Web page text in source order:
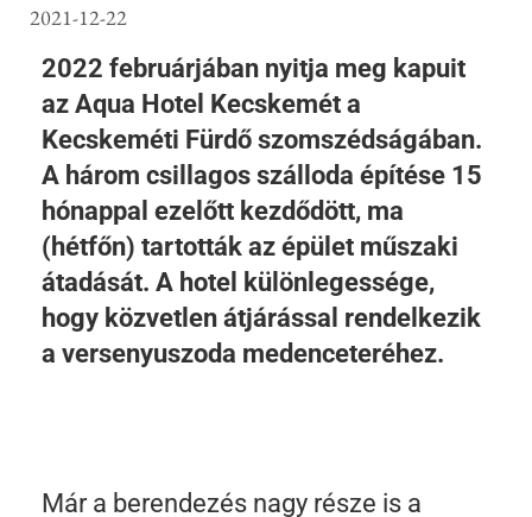
2021-12-22
2022 februárjában nyitja meg kapuit
az Aqua Hotel Kecskemét a
Kecskeméti Fürdő szomszédságában.
A három csillagos szálloda építése 15
hónappal ezelőtt kezdődött, ma
(hétfőn) tartották az épület műszaki
átadását. A hotel különlegessége,
hogy közvetlen átjárással rendelkezik
a versenyuszoda medenceteréhez.
Már a berendezés nagy része is a